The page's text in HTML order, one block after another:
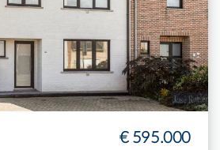
575 m²
€ 595.000